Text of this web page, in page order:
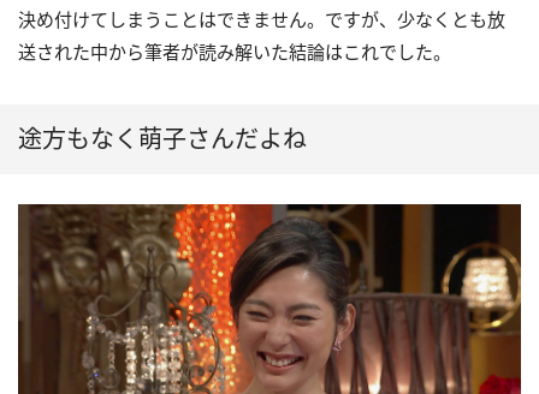
決め付けてしまうことはできません。ですが、少なくとも放
送された中から筆者が読み解いた結論はこれでした。
途方もなく萌子さんだよね